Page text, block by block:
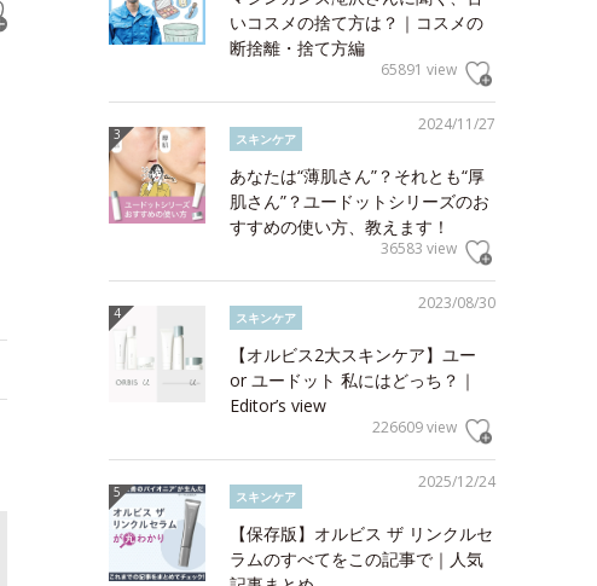
いコスメの捨て方は？｜コスメの
断捨離・捨て方編
65891 view
2024/11/27
スキンケア
あなたは“薄肌さん”？それとも“厚
肌さん”？ユードットシリーズのお
すすめの使い方、教えます！
36583 view
2023/08/30
スキンケア
【オルビス2大スキンケア】ユー
or ユードット 私にはどっち？｜
Editor’s view
226609 view
2025/12/24
スキンケア
【保存版】オルビス ザ リンクルセ
ラムのすべてをこの記事で｜人気